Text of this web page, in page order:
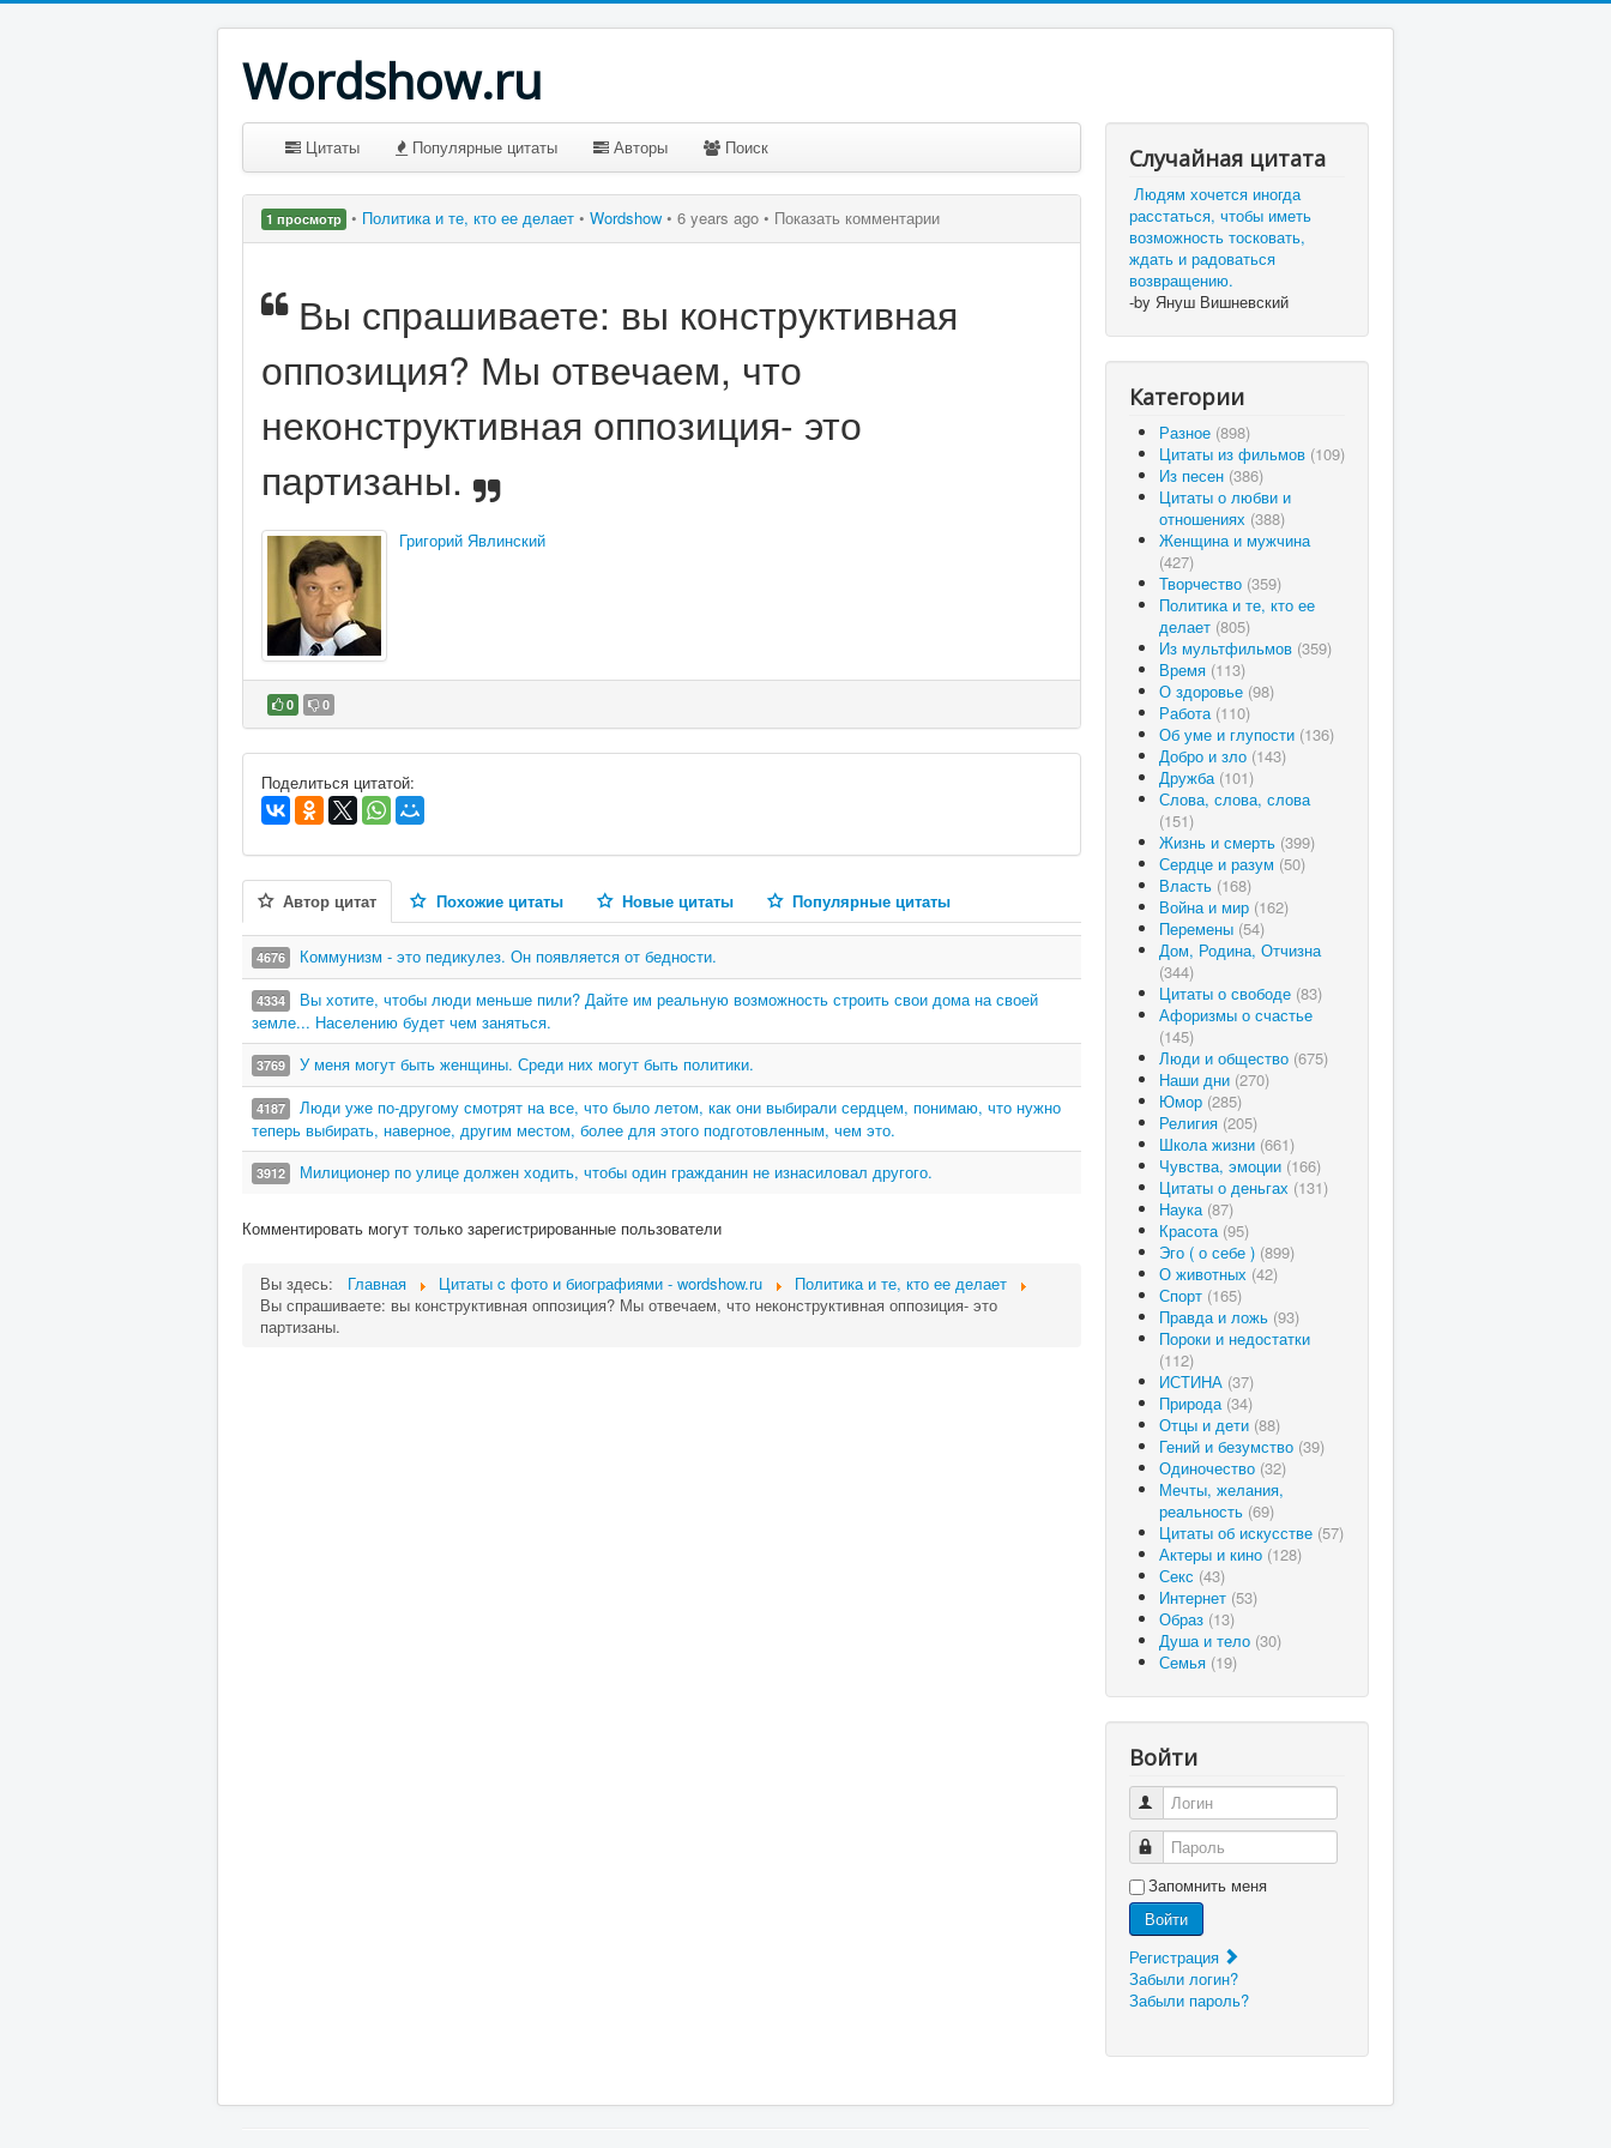
Wordshow.ru
Цитаты Популярные цитаты Авторы Поиск
1 просмотр • Политика и те, кто ее делает • Wordshow • 6 years ago • Показать комментарии
Вы спрашиваете: вы конструктивная
оппозиция? Мы отвечаем, что
неконструктивная оппозиция- это
партизаны.
Григорий Явлинский
0 0
В избранное
Поделиться цитатой:
Автор цитат Похожие цитаты Новые цитаты Популярные цитаты
4676 Коммунизм - это педикулез. Он появляется от бедности.
4334
Вы хотите, чтобы люди меньше пили? Дайте им реальную возможность строить свои дома на своей
земле... Населению будет чем заняться.
3769 У меня могут быть женщины. Среди них могут быть политики.
4187
Люди уже по-другому смотрят на все, что было летом, как они выбирали сердцем, понимаю, что нужно
теперь выбирать, наверное, другим местом, более для этого подготовленным, чем это.
3912 Милиционер по улице должен ходить, чтобы один гражданин не изнасиловал другого.
Комментировать могут только зарегистрированные пользователи
Вы здесь: Главная Цитаты c фото и биографиями - wordshow.ru
Политика и те, кто ее делает
Вы спрашиваете: вы конструктивная оппозиция? Мы отвечаем, что неконструктивная оппозиция- это
партизаны.
Случайная цитата
Людям хочется иногда
расстаться, чтобы иметь
возможность тосковать,
ждать и радоваться
возвращению.
-by Януш Вишневский
Категории
Разное (898)
Цитаты из фильмов (109)
Из песен (386)
Цитаты о любви и
отношениях (388)
Женщина и мужчина
(427)
Творчество (359)
Политика и те, кто ее
делает (805)
Из мультфильмов (359)
Время (113)
О здоровье (98)
Работа (110)
Об уме и глупости (136)
Добро и зло (143)
Дружба (101)
Слова, слова, слова
(151)
Жизнь и смерть (399)
Сердце и разум (50)
Власть (168)
Война и мир (162)
Перемены (54)
Дом, Родина, Отчизна
(344)
Цитаты о свободе (83)
Афоризмы о счастье
(145)
Люди и общество (675)
Наши дни (270)
Юмор (285)
Религия (205)
Школа жизни (661)
Чувства, эмоции (166)
Цитаты о деньгах (131)
Наука (87)
Красота (95)
Эго ( о себе ) (899)
О животных (42)
Спорт (165)
Правда и ложь (93)
Пороки и недостатки
(112)
ИСТИНА (37)
Природа (34)
Отцы и дети (88)
Гений и безумство (39)
Одиночество (32)
Мечты, желания,
реальность (69)
Цитаты об искусстве (57)
Актеры и кино (128)
Секс (43)
Интернет (53)
Образ (13)
Душа и тело (30)
Семья (19)
Войти
Логин
Пароль
Запомнить меня
Войти
Регистрация
Забыли логин?
Забыли пароль?